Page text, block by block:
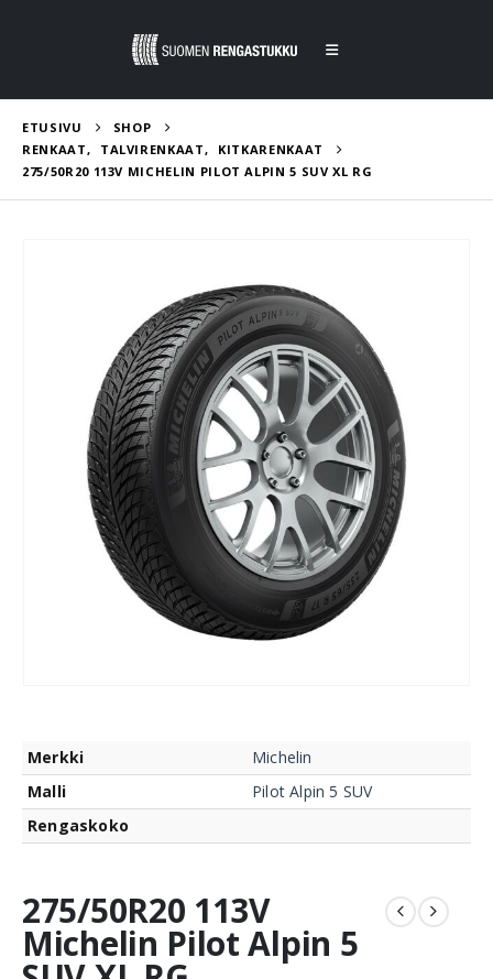
ETUSIVU
SHOP
RENKAAT, TALVIRENKAAT,
KITKARENKAAT
275/50R20 113V MICHELIN PILOT ALPIN 5 SUV XL RG
Merkki
Michelin
Malli
Pilot Alpin 5 SUV
Rengaskoko
275/50R20 113V
Michelin Pilot Alpin 5